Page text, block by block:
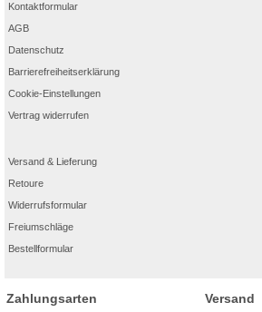
Kontaktformular
AGB
Datenschutz
Barrierefreiheitserklärung
Cookie-Einstellungen
Vertrag widerrufen
Versand & Lieferung
Retoure
Widerrufsformular
Freiumschläge
Bestellformular
Zahlungsarten Versand